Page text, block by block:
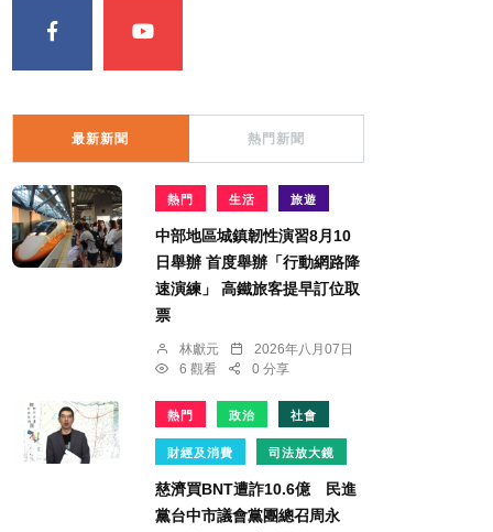
最新新聞 熱門新聞
熱門 生活 旅遊
中部地區城鎮韌性演習8月10
日舉辦 首度舉辦「行動網路降
速演練」 高鐵旅客提早訂位取
票
林獻元
2026年八月07日
6 觀看
0 分享
熱門 政治 社會
財經及消費 司法放大鏡
慈濟買BNT遭詐10.6億 民進
黨台中市議會黨團總召周永